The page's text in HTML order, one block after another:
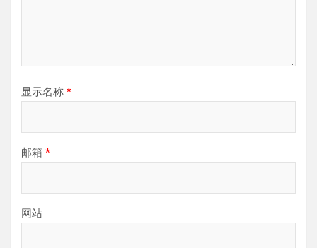
显示名称 *
邮箱 *
网站